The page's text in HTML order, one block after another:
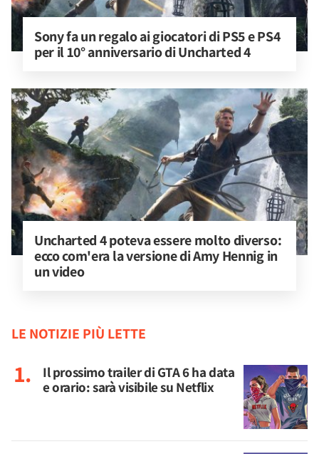
Sony fa un regalo ai giocatori di PS5 e PS4
per il 10° anniversario di Uncharted 4
Uncharted 4 poteva essere molto diverso:
ecco com'era la versione di Amy Hennig in
un video
LE NOTIZIE PIÙ LETTE
Il prossimo trailer di GTA 6 ha data
e orario: sarà visibile su Netflix